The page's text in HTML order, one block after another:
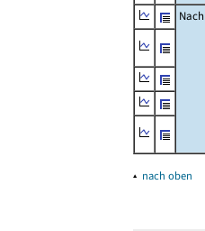
▴ nach oben